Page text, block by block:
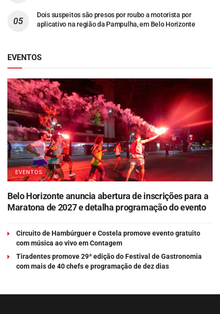
Dois suspeitos são presos por roubo a motorista por
aplicativo na região da Pampulha, em Belo Horizonte
EVENTOS
EVENTOS
Belo Horizonte anuncia abertura de inscrições para a
Maratona de 2027 e detalha programação do evento
Circuito de Hambúrguer e Costela promove evento gratuito
com música ao vivo em Contagem
Tiradentes promove 29ª edição do Festival de Gastronomia
com mais de 40 chefs e programação de dez dias